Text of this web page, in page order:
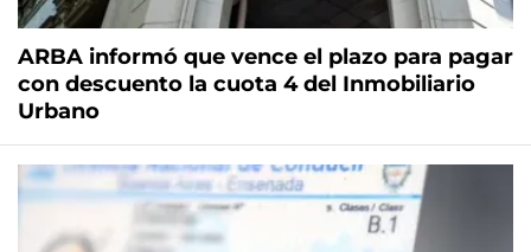
ARBA informó que vence el plazo para pagar
con descuento la cuota 4 del Inmobiliario
Urbano